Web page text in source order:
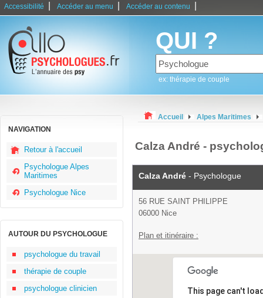
Accessibilité Accéder au menu Accéder au contenu
QUI ?
ex: thérapie de couple
NAVIGATION
Retour à l'accueil
Psychologue Alpes
Maritimes
Psychologue Nice
AUTOUR DU PSYCHOLOGUE
psychologue du travail
thérapie de couple
psychologue clinicien
Accueil Alpes Maritimes
Calza André -
Calza André - Psychologue
56 RUE SAINT PHILIPPE
06000 Nice
Plan et itinéraire :
This page can't